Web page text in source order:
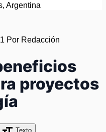
Argentina
Por Redacción
proyectos
Texto